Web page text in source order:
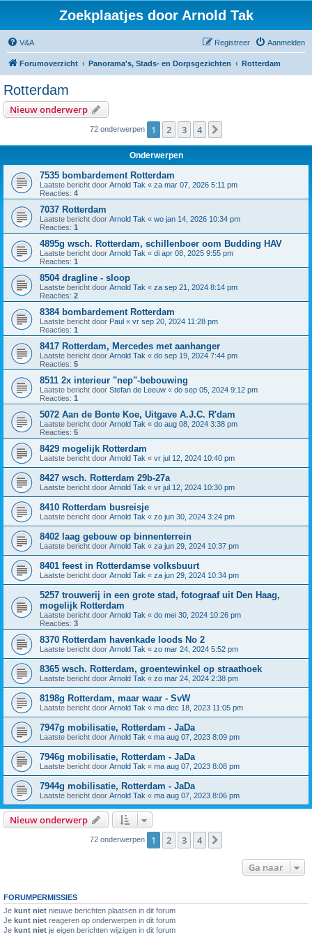
Zoekplaatjes door Arnold Tak
V&A Aanmelden
Registreer
Forumoverzicht Panorama's, Stads- en Dorpsgezichten Rotterdam
Rotterdam
Nieuw onderwerp
72 onderwerpen 1 2 3 4
Onderwerpen
7535 bombardement Rotterdam
Laatste bericht door Arnold Tak « za mar 07, 2026 5:11 pm
Reacties: 4
7037 Rotterdam
Laatste bericht door Arnold Tak « wo jan 14, 2026 10:34 pm
Reacties: 1
4895g wsch. Rotterdam, schillenboer oom Budding HAV
Laatste bericht door Arnold Tak « di apr 08, 2025 9:55 pm
Reacties: 1
8504 dragline - sloop
Laatste bericht door Arnold Tak « za sep 21, 2024 8:14 pm
Reacties: 2
8384 bombardement Rotterdam
Laatste bericht door Paul « vr sep 20, 2024 11:28 pm
Reacties: 1
8417 Rotterdam, Mercedes met aanhanger
Laatste bericht door Arnold Tak « do sep 19, 2024 7:44 pm
Reacties: 5
8511 2x interieur "nep"-bebouwing
Laatste bericht door Stefan de Leeuw « do sep 05, 2024 9:12 pm
Reacties: 1
5072 Aan de Bonte Koe, Uitgave A.J.C. R'dam
Laatste bericht door Arnold Tak « do aug 08, 2024 3:38 pm
Reacties: 5
8429 mogelijk Rotterdam
Laatste bericht door Arnold Tak « vr jul 12, 2024 10:40 pm
8427 wsch. Rotterdam 29b-27a
Laatste bericht door Arnold Tak « vr jul 12, 2024 10:30 pm
8410 Rotterdam busreisje
Laatste bericht door Arnold Tak « zo jun 30, 2024 3:24 pm
8402 laag gebouw op binnenterrein
Laatste bericht door Arnold Tak « za jun 29, 2024 10:37 pm
8401 feest in Rotterdamse volksbuurt
Laatste bericht door Arnold Tak « za jun 29, 2024 10:34 pm
5257 trouwerij in een grote stad, fotograaf uit Den Haag,
mogelijk Rotterdam
Laatste bericht door Arnold Tak « do mei 30, 2024 10:26 pm
Reacties: 3
8370 Rotterdam havenkade loods No 2
Laatste bericht door Arnold Tak « zo mar 24, 2024 5:52 pm
8365 wsch. Rotterdam, groentewinkel op straathoek
Laatste bericht door Arnold Tak « zo mar 24, 2024 2:38 pm
8198g Rotterdam, maar waar - SvW
Laatste bericht door Arnold Tak « ma dec 18, 2023 11:05 pm
7947g mobilisatie, Rotterdam - JaDa
Laatste bericht door Arnold Tak « ma aug 07, 2023 8:09 pm
7946g mobilisatie, Rotterdam - JaDa
Laatste bericht door Arnold Tak « ma aug 07, 2023 8:08 pm
7944g mobilisatie, Rotterdam - JaDa
Laatste bericht door Arnold Tak « ma aug 07, 2023 8:06 pm
Nieuw onderwerp
72 onderwerpen 1 2 3 4
Ga naar
FORUMPERMISSIES
Je kunt niet nieuwe berichten plaatsen in dit forum
Je kunt niet reageren op onderwerpen in dit forum
Je kunt niet je eigen berichten wijzigen in dit forum